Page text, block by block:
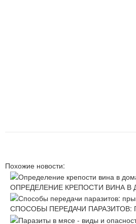
Похожие новости:
ОПРЕДЕЛЕНИЕ КРЕПОСТИ ВИНА
СПОСОБЫ ПЕРЕДАЧИ